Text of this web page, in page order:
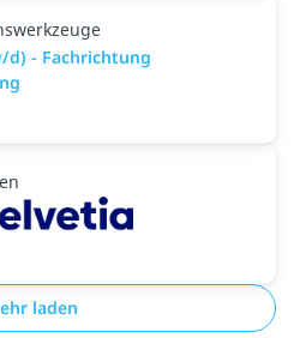
- Fachrichtung
laden